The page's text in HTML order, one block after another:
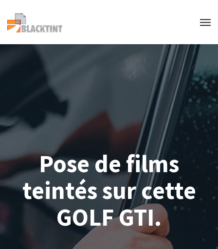
Pose de films
teintés sur cette
GOLF GTI.